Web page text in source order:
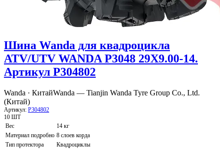
Шина Wanda для квадроцикла
ATV/UTV WANDA P3048 29X9.00-14.
Артикул P304802
Wanda · КитайWanda — Tianjin Wanda Tyre Group Co., Ltd.
(Китай)
Артикул: P304802
10 ШТ
Вес
14 кг
Материал подробно 8 слоев корда
Тип протектора
Квадроциклы